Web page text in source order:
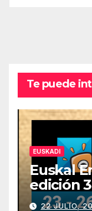
Te puede
EUSKADI
Euskal
edición
julio
22 JULIO,